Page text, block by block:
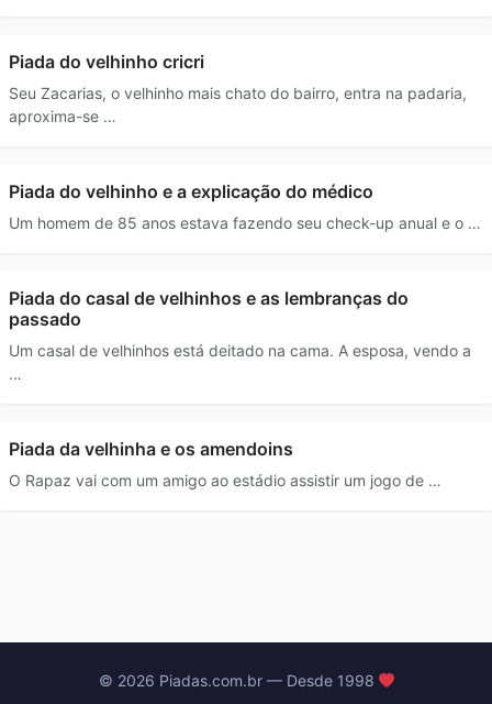
Piada do velhinho cricri
Seu Zacarias, o velhinho mais chato do bairro, entra na padaria,
aproxima-se …
Piada do velhinho e a explicação do médico
Um homem de 85 anos estava fazendo seu check-up anual e o …
Piada do casal de velhinhos e as lembranças do
passado
Um casal de velhinhos está deitado na cama. A esposa, vendo a
…
Piada da velhinha e os amendoins
O Rapaz vai com um amigo ao estádio assistir um jogo de …
© 2026 Piadas.com.br — Desde 1998